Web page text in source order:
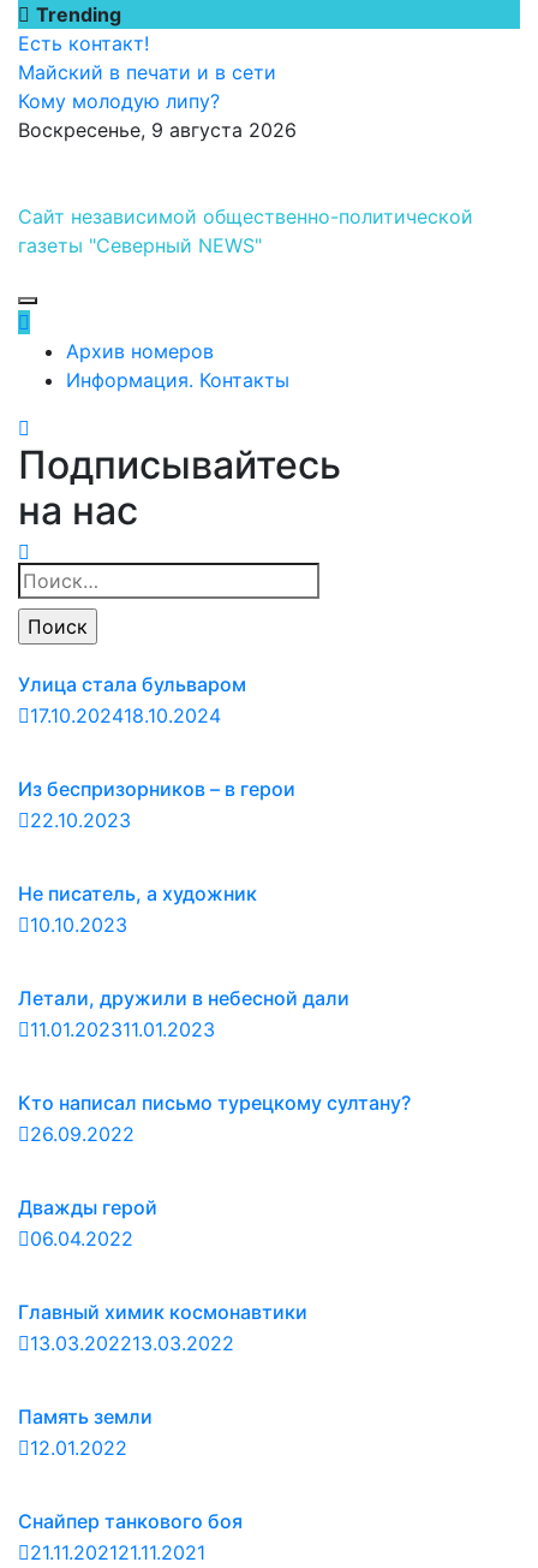
Перейти
содержимому
Trending
Есть контакт!
Майский в печати и в сети
Кому молодую липу?
Воскресенье, 9 августа 2026
Сайт независимой общественно-политической
газеты "Северный NEWS"
Архив номеров
Информация. Контакты
Подписывайтесь
на нас
Найти:
Улица стала бульваром
17.10.202418.10.2024
Из беспризорников – в герои
22.10.2023
Не писатель, а художник
10.10.2023
Летали, дружили в небесной дали
11.01.202311.01.2023
Кто написал письмо турецкому султану?
26.09.2022
Дважды герой
06.04.2022
Главный химик космонавтики
13.03.202213.03.2022
Память земли
12.01.2022
Снайпер танкового боя
21.11.202121.11.2021